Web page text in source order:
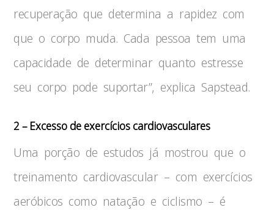
recuperação que determina a rapidez com
que o corpo muda. Cada pessoa tem uma
capacidade de determinar quanto estresse
seu corpo pode suportar”, explica Sapstead.
2 – Excesso de exercícios cardiovasculares
Uma porção de estudos já mostrou que o
treinamento cardiovascular – com exercícios
aeróbicos como natação e ciclismo – é